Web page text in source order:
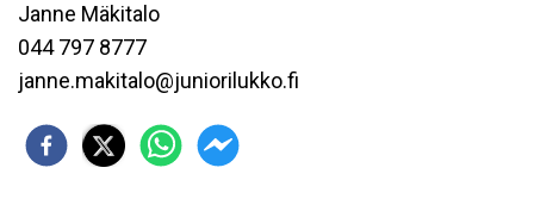
Janne Mäkitalo
044 797 8777
janne.makitalo@juniorilukko.fi